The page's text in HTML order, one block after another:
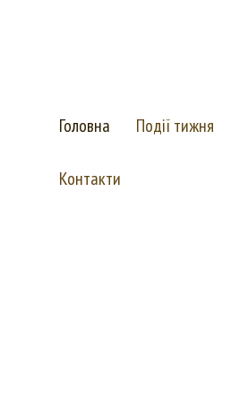
Головна Події тижня
Контакти